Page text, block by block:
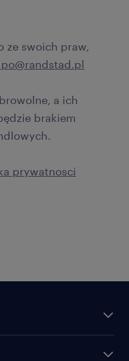
ze swoich praw,
a ich
brakiem
prywatnosci